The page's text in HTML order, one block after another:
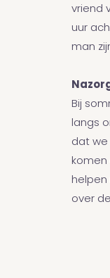
vriend
uur
man
Bij
langs
dat we
komen
helpen
over